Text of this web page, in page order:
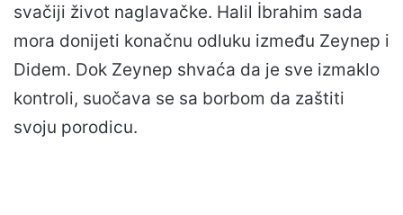
svačiji život naglavačke. Halil İbrahim sada
mora donijeti konačnu odluku između Zeynep i
Didem. Dok Zeynep shvaća da je sve izmaklo
kontroli, suočava se sa borbom da zaštiti
svoju porodicu.